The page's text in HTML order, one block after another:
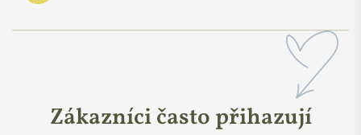
Zákazníci často přihazují